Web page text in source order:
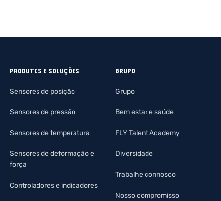
PRODUTOS E SOLUÇÕES
Sensores de posição
Sensores de pressão
Sensores de temperatura
Sensores de deformação e
força
Controladores e indicadores
GRUPO
Grupo
Bem estar e saúde
FLY Talent Academy
Diversidade
Trabalhe connosco
Nosso compromisso